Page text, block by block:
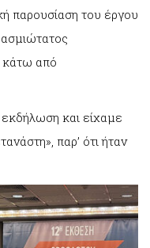
παρουσίαση του έργου
κάτω από
και είχαμε
παρ’ ότι ήταν